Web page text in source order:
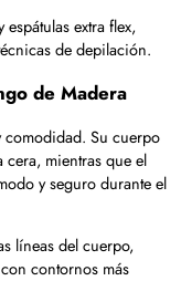
extra flex,
de depilación.
de Madera
comodidad. Su cuerpo
mientras que el
y seguro durante el
líneas del cuerpo,
contornos más